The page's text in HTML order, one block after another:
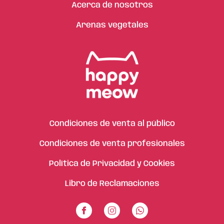
Acerca de nosotros
Arenas vegetales
Condiciones de venta al público
Condiciones de venta profesionales
Política de Privacidad y Cookies
Libro de Reclamaciones